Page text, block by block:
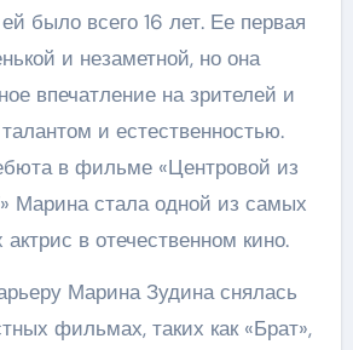
ей было всего 16 лет. Ее первая
и незаметной, но она
впечатление на зрителей и
и естественностью.
в фильме «Центровой из
Марина стала одной из самых
в отечественном кино.
Марина Зудина снялась
фильмах, таких как «Брат»,